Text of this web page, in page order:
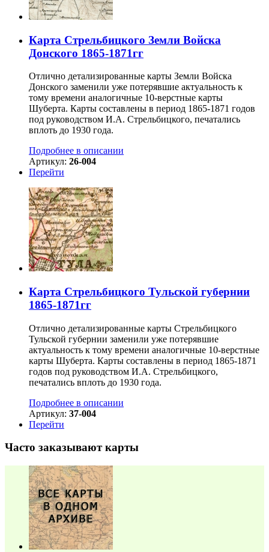
Карта Стрельбицкого Земли Войска
Донского 1865-1871гг
Отлично детализированные карты Земли Войска
Донского заменили уже потерявшие актуальность к
тому времени аналогичные 10-верстные карты
Шуберта. Карты составлены в период 1865-1871 годов
под руководством И.А. Стрельбицкого, печатались
вплоть до 1930 года.
Подробнее в описании
Артикул: 26-004
Перейти
Карта Стрельбицкого Тульской губернии
1865-1871гг
Отлично детализированные карты Стрельбицкого
Тульской губернии заменили уже потерявшие
актуальность к тому времени аналогичные 10-верстные
карты Шуберта. Карты составлены в период 1865-1871
годов под руководством И.А. Стрельбицкого,
печатались вплоть до 1930 года.
Подробнее в описании
Артикул: 37-004
Перейти
Часто заказывают карты